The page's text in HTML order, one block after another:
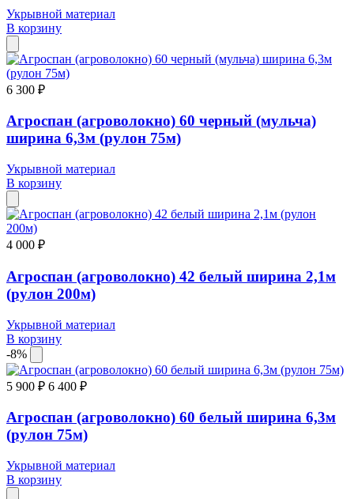
Укрывной материал
В корзину
6 300 ₽
Агроспан (агроволокно) 60 черный (мульча)
ширина 6,3м (рулон 75м)
Укрывной материал
В корзину
4 000 ₽
Агроспан (агроволокно) 42 белый ширина 2,1м
(рулон 200м)
Укрывной материал
В корзину
-8%
5 900 ₽ 6 400 ₽
Агроспан (агроволокно) 60 белый ширина 6,3м
(рулон 75м)
Укрывной материал
В корзину